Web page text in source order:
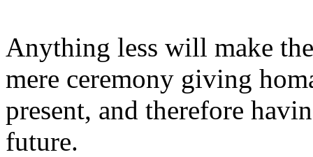
Anything less will make
mere ceremony giving
present, and therefore
future.